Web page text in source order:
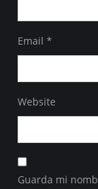
Email *
Website
Guarda mi